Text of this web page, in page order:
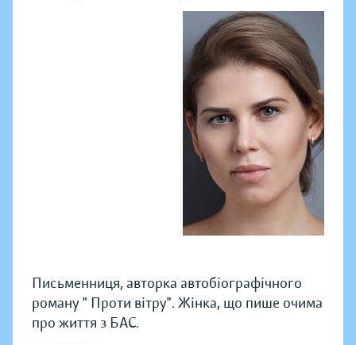
Письменниця, авторка автобіографічного
роману " Проти вітру". Жінка, що пише очима
про життя з БАС.